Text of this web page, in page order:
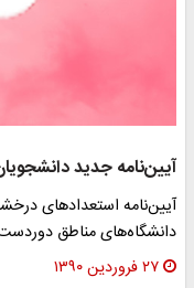
آیین‌نامه جدید
آیین‌نامه استعدادهای
دانشگاه‌های مناطق دوردست
۲۷ فروردین ۱۳۹۰